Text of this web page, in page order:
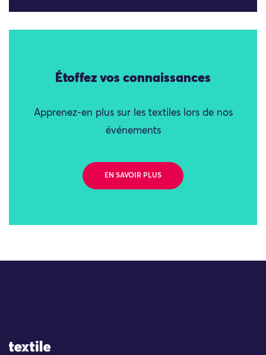
Étoffez vos connaissances
Apprenez-en plus sur les textiles lors de nos
événements
EN SAVOIR PLUS
Site Logo